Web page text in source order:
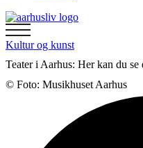
Kultur og kunst
Teater i Aarhus: Her kan du
© Foto: Musikhuset Aarhus